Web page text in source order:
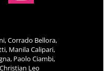
Corrado Bellora,
Manila Calipari,
Paolo Ciambi,
Leo